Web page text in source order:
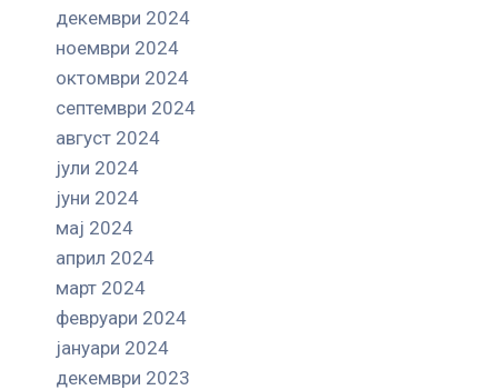
декември 2024
ноември 2024
октомври 2024
септември 2024
август 2024
јули 2024
јуни 2024
мај 2024
април 2024
март 2024
февруари 2024
јануари 2024
декември 2023